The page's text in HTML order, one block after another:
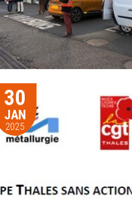
30
JAN
2025